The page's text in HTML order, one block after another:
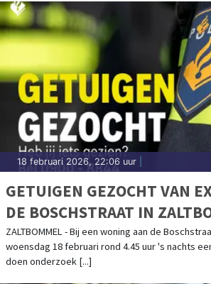
18 februari 2026, 22:06 uur
GETUIGEN GEZOCHT VAN
DE BOSCHSTRAAT
ZALTBOMMEL - Bij een woning aan de
woensdag 18 februari rond 4.45 uur 's nachts
doen onderzoek [...]